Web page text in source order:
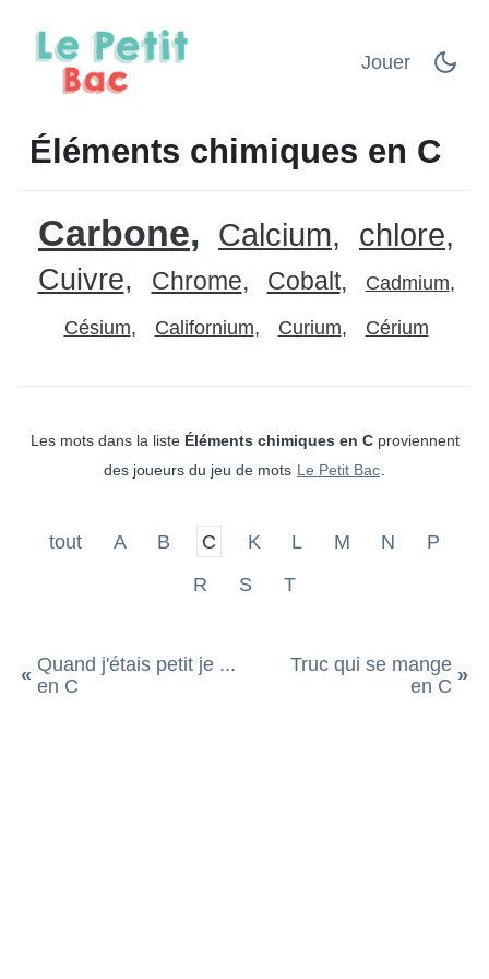
Jouer
Éléments chimiques en C
Carbone Calcium chlore
Cuivre Chrome Cobalt Cadmium
Césium Californium Curium Cérium
Les mots dans la liste Éléments chimiques en Cproviennent
des joueurs du jeu de mots Le Petit Bac
tout A B C K L M N
P
R
S T
« Quand j'étais petit je ...
en C
Truc qui se mange
en C »